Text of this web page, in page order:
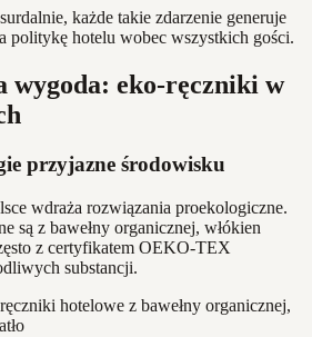
każde takie zdarzenie generuje
politykę hotelu wobec wszystkich gości.
wygoda: eko-ręczniki w
przyjazne środowisku
wdraża rozwiązania proekologiczne.
są z bawełny organicznej, włókien
z certyfikatem OEKO-TEX
substancji.